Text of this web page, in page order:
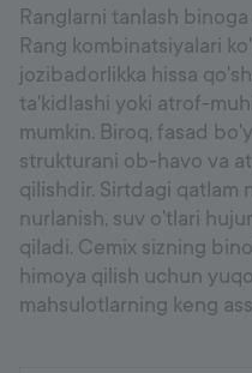
Ranglarni tanlash
Rang kombinatsiyalari
jozibadorlikka hissa
ta'kidlashi yoki atrof-
mumkin. Biroq, fasad
strukturani ob-havo va
qilishdir. Sirtdagi qatlam
nurlanish, suv o'tlari
qiladi. Cemix sizning
himoya qilish uchun
mahsulotlarning keng